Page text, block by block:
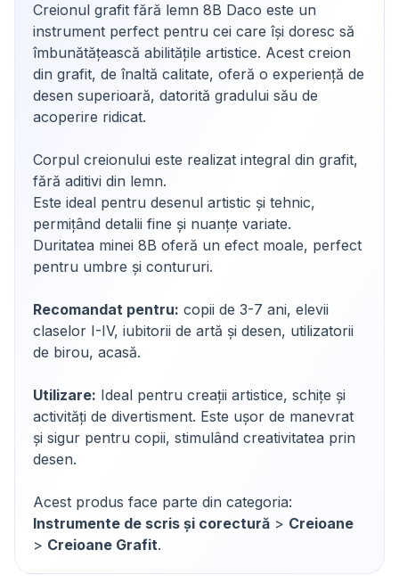
Creionul grafit fără lemn 8B Daco este un
instrument perfect pentru cei care își doresc să
îmbunătățească abilitățile artistice. Acest creion
din grafit, de înaltă calitate, oferă o experiență de
desen superioară, datorită gradului său de
acoperire ridicat.
Corpul creionului este realizat integral din grafit,
fără aditivi din lemn.
Este ideal pentru desenul artistic și tehnic,
permițând detalii fine și nuanțe variate.
Duritatea minei 8B oferă un efect moale, perfect
pentru umbre și contururi.
Recomandat pentru: copii de 3-7 ani, elevii
claselor I-IV, iubitorii de artă și desen, utilizatorii
de birou, acasă.
Utilizare: Ideal pentru creații artistice, schițe și
activități de divertisment. Este ușor de manevrat
și sigur pentru copii, stimulând creativitatea prin
desen.
Acest produs face parte din categoria:
Instrumente de scris și corectură > Creioane
> Creioane Grafit.